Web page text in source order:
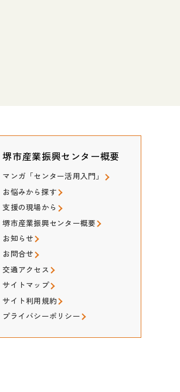
堺市産業振興センター概要
マンガ「センター活用入門」
お悩みから探す
支援の現場から
堺市産業振興センター概要
お知らせ
お問合せ
交通アクセス
サイトマップ
サイト利用規約
プライバシーポリシー